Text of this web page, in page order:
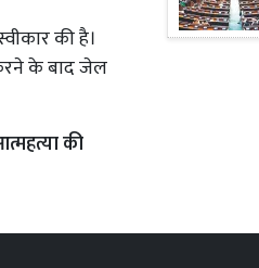
की है।
के बाद जेल
की